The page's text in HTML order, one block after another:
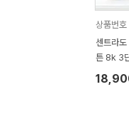
상품번
센트라
튼 8k 3